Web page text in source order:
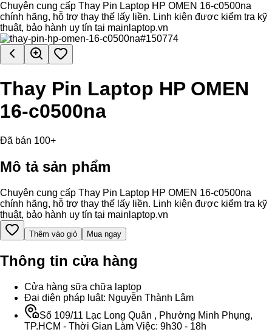
Chuyên cung cấp Thay Pin Laptop HP OMEN 16-c0500na
chính hãng, hỗ trợ thay thế lấy liền. Linh kiện được kiểm tra kỹ
thuật, bảo hành uy tín tại mainlaptop.vn
Thay Pin Laptop HP OMEN
16-c0500na
Đã bán 100+
Mô tả sản phẩm
Chuyên cung cấp Thay Pin Laptop HP OMEN 16-c0500na
chính hãng, hỗ trợ thay thế lấy liền. Linh kiện được kiểm tra kỹ
thuật, bảo hành uy tín tại mainlaptop.vn
Thêm vào giỏ Mua ngay
Thông tin cửa hàng
Cửa hàng sữa chữa laptop
Đại diện pháp luật: Nguyễn Thành Lâm
Số 109/11 Lạc Long Quân , Phường Minh Phụng,
TP.HCM - Thời Gian Làm Việc: 9h30 - 18h